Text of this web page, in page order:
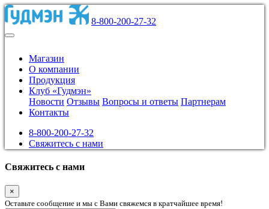
8-800-200-27-32
Магазин
О компании
Продукция
Клуб «Гудмэн»
Новости Отзывы Вопросы и ответы Партнерам
Контакты
8-800-200-27-32
Свяжитесь с нами
Свяжитесь с нами
×
Оставьте сообщение и мы с Вами свяжемся в кратчайшее время!